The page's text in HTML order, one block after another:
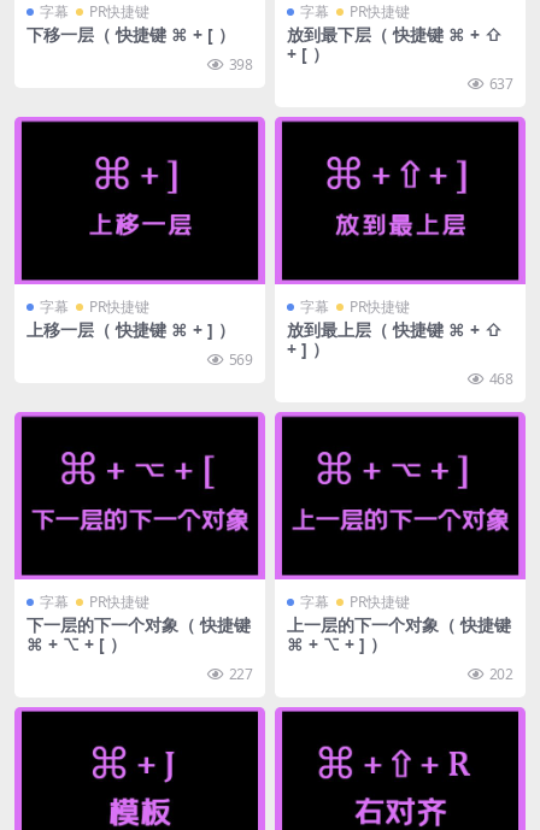
字幕 PR快捷键
下移一层（ 快捷键 ⌘ + [ ）
398
字幕 PR快捷键
放到最下层（ 快捷键 ⌘ + ⇧
+ [ ）
637
字幕 PR快捷键
上移一层（ 快捷键 ⌘ + ] ）
569
字幕 PR快捷键
放到最上层（ 快捷键 ⌘ + ⇧
+ ] ）
468
字幕 PR快捷键
下一层的下一个对象（ 快捷键
⌘ + ⌥ + [ ）
227
字幕 PR快捷键
上一层的下一个对象（ 快捷键
⌘ + ⌥ + ] ）
202